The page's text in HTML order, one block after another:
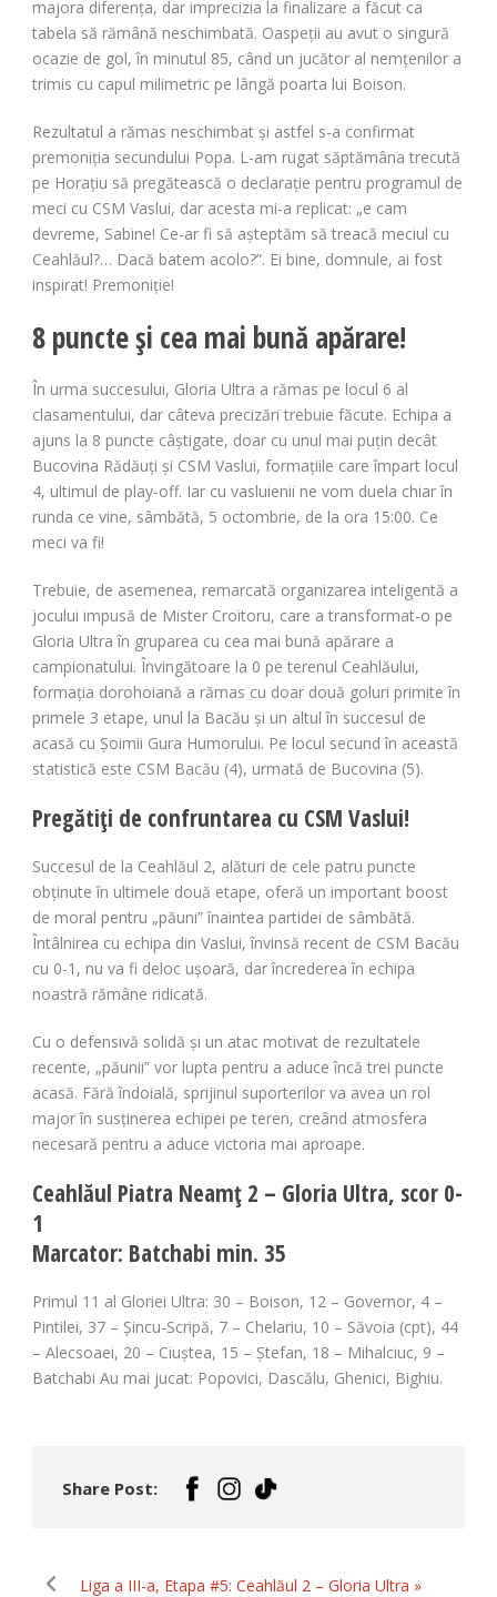
majora diferența, dar imprecizia la finalizare a făcut ca
tabela să rămână neschimbată. Oaspeții au avut o singură
ocazie de gol, în minutul 85, când un jucător al nemțenilor a
trimis cu capul milimetric pe lângă poarta lui Boison.
Rezultatul a rămas neschimbat și astfel s-a confirmat
premoniția secundului Popa. L-am rugat săptămâna trecută
pe Horațiu să pregătească o declarație pentru programul de
meci cu CSM Vaslui, dar acesta mi-a replicat: „e cam
devreme, Sabine! Ce-ar fi să așteptăm să treacă meciul cu
Ceahlăul?… Dacă batem acolo?”. Ei bine, domnule, ai fost
inspirat! Premoniție!
8 puncte și cea mai bună apărare!
În urma succesului, Gloria Ultra a rămas pe locul 6 al
clasamentului, dar câteva precizări trebuie făcute. Echipa a
ajuns la 8 puncte câștigate, doar cu unul mai puțin decât
Bucovina Rădăuți și CSM Vaslui, formațiile care împart locul
4, ultimul de play-off. Iar cu vasluienii ne vom duela chiar în
runda ce vine, sâmbătă, 5 octombrie, de la ora 15:00. Ce
meci va fi!
Trebuie, de asemenea, remarcată organizarea inteligentă a
jocului impusă de Mister Croitoru, care a transformat-o pe
Gloria Ultra în gruparea cu cea mai bună apărare a
campionatului. Învingătoare la 0 pe terenul Ceahlăului,
formația dorohoiană a rămas cu doar două goluri primite în
primele 3 etape, unul la Bacău și un altul în succesul de
acasă cu Șoimii Gura Humorului. Pe locul secund în această
statistică este CSM Bacău (4), urmată de Bucovina (5).
Pregătiți de confruntarea cu CSM Vaslui!
Succesul de la Ceahlăul 2, alături de cele patru puncte
obținute în ultimele două etape, oferă un important boost
de moral pentru „păuni” înaintea partidei de sâmbătă.
Întâlnirea cu echipa din Vaslui, învinsă recent de CSM Bacău
cu 0-1, nu va fi deloc ușoară, dar încrederea în echipa
noastră rămâne ridicată.
Cu o defensivă solidă și un atac motivat de rezultatele
recente, „păunii” vor lupta pentru a aduce încă trei puncte
acasă. Fără îndoială, sprijinul suporterilor va avea un rol
major în susținerea echipei pe teren, creând atmosfera
necesară pentru a aduce victoria mai aproape.
Ceahlăul Piatra Neamț 2 – Gloria Ultra, scor 0-
1
Marcator: Batchabi min. 35
Primul 11 al Gloriei Ultra: 30 – Boison, 12 – Governor, 4 –
Pintilei, 37 – Șincu-Scripă, 7 – Chelariu, 10 – Săvoia (cpt), 44
– Alecsoaei, 20 – Ciuștea, 15 – Ștefan, 18 – Mihalciuc, 9 –
Batchabi Au mai jucat: Popovici, Dascălu, Ghenici, Bighiu.
Share Post:
Liga a III-a, Etapa #5: Ceahlăul 2 – Gloria Ultra »